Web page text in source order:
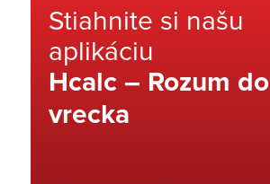
Stiahnite si našu
aplikáciu
Hcalc – Rozum do
vrecka